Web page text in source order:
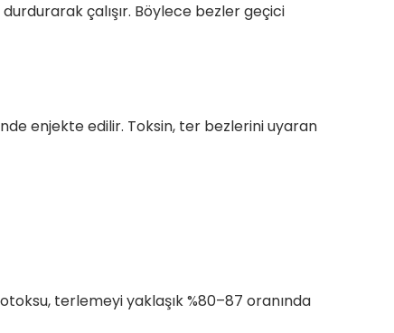
çalışır. Böylece bezler geçici
enjekte edilir. Toksin, ter bezlerini uyaran
terlemeyi yaklaşık %80–87 oranında